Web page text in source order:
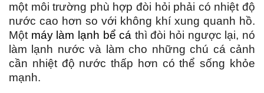
một môi trường phù hợp đòi hỏi phải có nhiệt độ
nước cao hơn so với không khí xung quanh hồ.
Một máy làm lạnh bể cá thì đòi hỏi ngược lại, nó
làm lạnh nước và làm cho những chú cá cảnh
cần nhiệt độ nước thấp hơn có thể sống khỏe
mạnh.